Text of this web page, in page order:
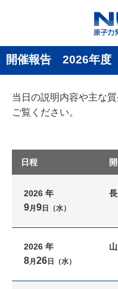
開催報告 2026年度
当日の説明内容や主な
ご覧ください。
日程
2026 年
9月 9 日（水）
2026 年
8月 26 日（水）